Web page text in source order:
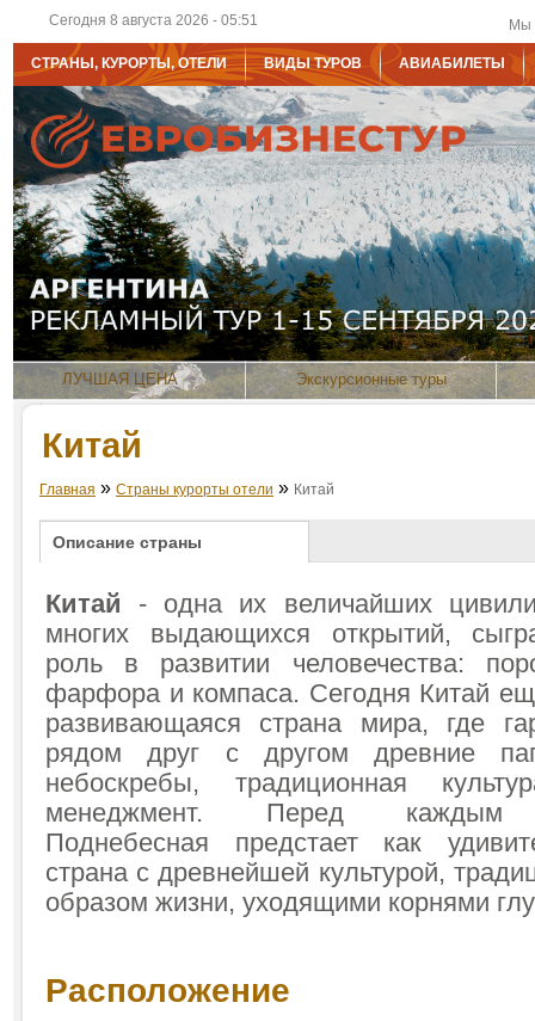
Сегодня 8 августа 2026 - 05:51 Мы
СТРАНЫ, КУРОРТЫ, ОТЕЛИ ВИДЫ ТУРОВ АВИАБИЛЕТЫ
ЛУЧШАЯ ЦЕНА Экскурсионные туры
Китай
Главная » Страны курорты отели » Китай
Описание страны
Китай - одна их величайших
многих выдающихся открытий,
роль в развитии человечества:
фарфора и компаса. Сегодня Китай
развивающаяся страна мира, где
рядом друг с другом древние
небоскребы, традиционная
менеджмент. Перед каждым
Поднебесная предстает как
страна с древнейшей культурой,
образом жизни, уходящими корнями
Расположение